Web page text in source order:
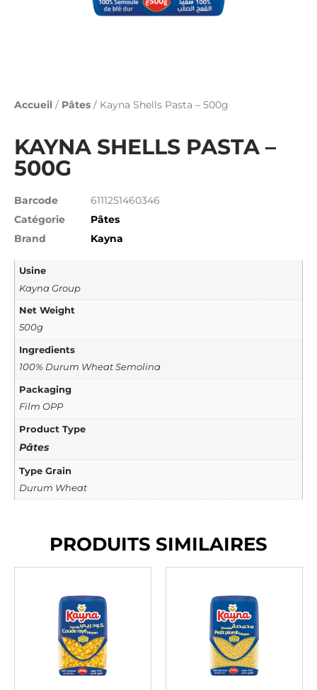
Accueil / Pâtes / Kayna Shells Pasta – 500g
KAYNA SHELLS PASTA –
500G
Barcode
6111251460346
Catégorie
Pâtes
Brand
Kayna
Usine
Kayna Group
Net Weight
500g
Ingredients
100% Durum Wheat Semolina
Packaging
Film OPP
Product Type
Pâtes
Type Grain
Durum Wheat
PRODUITS SIMILAIRES